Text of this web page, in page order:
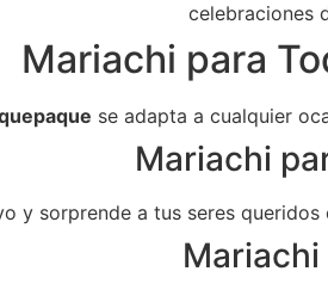
celebraciones
Mariachi para
se adapta a cualquier
Mariachi
y sorprende a tus seres